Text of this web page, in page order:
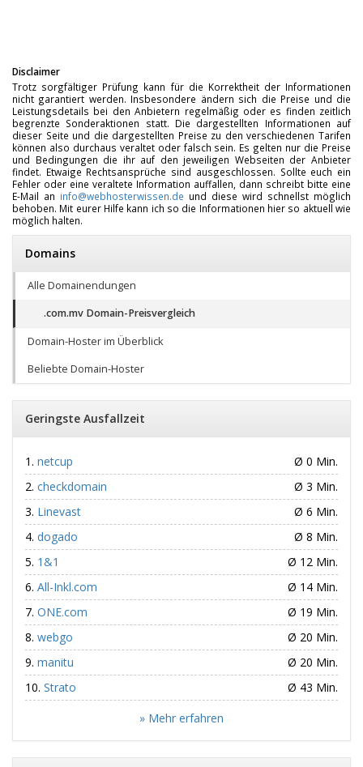
Disclaimer
Trotz sorgfältiger Prüfung kann für die Korrektheit der Informationen
nicht garantiert werden. Insbesondere ändern sich die Preise und die
Leistungsdetails bei den Anbietern regelmäßig oder es finden zeitlich
begrenzte Sonderaktionen statt. Die dargestellten Informationen auf
dieser Seite und die dargestellten Preise zu den verschiedenen Tarifen
können also durchaus veraltet oder falsch sein. Es gelten nur die Preise
und Bedingungen die ihr auf den jeweiligen Webseiten der Anbieter
findet. Etwaige Rechtsansprüche sind ausgeschlossen. Sollte euch ein
Fehler oder eine veraltete Information auffallen, dann schreibt bitte eine
E-Mail an info@webhosterwissen.de und diese wird schnellst möglich
behoben. Mit eurer Hilfe kann ich so die Informationen hier so aktuell wie
möglich halten.
Domains
Alle Domainendungen
.com.mv Domain-Preisvergleich
Domain-Hoster im Überblick
Beliebte Domain-Hoster
Geringste Ausfallzeit
netcup
Ø 0 Min.
checkdomain
Ø 3 Min.
Linevast
Ø 6 Min.
dogado
Ø 8 Min.
1&1
Ø 12 Min.
All-Inkl.com
Ø 14 Min.
ONE.com
Ø 19 Min.
webgo
Ø 20 Min.
manitu
Ø 20 Min.
Strato
Ø 43 Min.
» Mehr erfahren